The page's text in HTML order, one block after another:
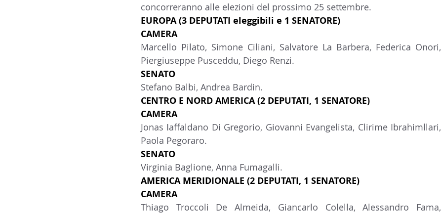
concorreranno alle elezioni del prossimo 25 settembre.
EUROPA (3 DEPUTATI eleggibili e 1 SENATORE)
CAMERA
Marcello Pilato, Simone Ciliani, Salvatore La Barbera, Federica Onori,
Piergiuseppe Pusceddu, Diego Renzi.
SENATO
Stefano Balbi, Andrea Bardin.
CENTRO E NORD AMERICA (2 DEPUTATI, 1 SENATORE)
CAMERA
Jonas Iaffaldano Di Gregorio, Giovanni Evangelista, Clirime Ibrahimllari,
Paola Pegoraro.
SENATO
Virginia Baglione, Anna Fumagalli.
AMERICA MERIDIONALE (2 DEPUTATI, 1 SENATORE)
CAMERA
Thiago Troccoli De Almeida, Giancarlo Colella, Alessandro Fama,